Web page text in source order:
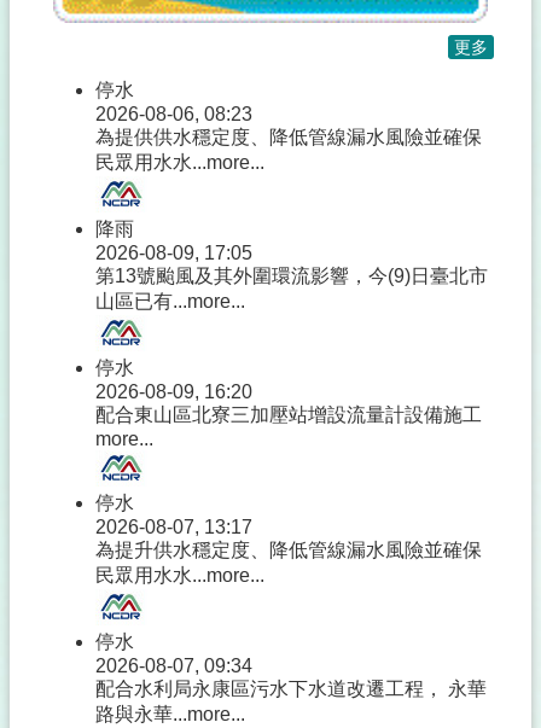
更多
停水
2026-08-06, 08:23
為提供供水穩定度、降低管線漏水風險並確保
民眾用水水...more...
降雨
2026-08-09, 17:05
第13號颱風及其外圍環流影響，今(9)日臺北市
山區已有...more...
停水
2026-08-09, 16:20
配合東山區北寮三加壓站增設流量計設備施工
more...
停水
2026-08-07, 13:17
為提升供水穩定度、降低管線漏水風險並確保
民眾用水水...more...
停水
2026-08-07, 09:34
配合水利局永康區污水下水道改遷工程， 永華
路與永華...more...